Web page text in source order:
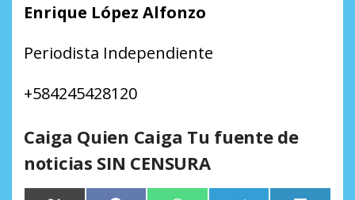
Enrique López Alfonzo
Periodista Independiente
+584245428120
Caiga Quien Caiga Tu fuente de
noticias SIN CENSURA